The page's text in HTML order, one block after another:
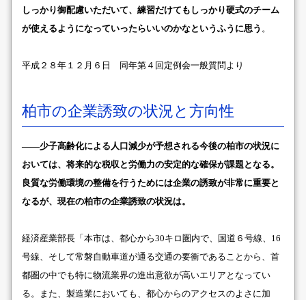
しっかり御配慮いただいて、練習だけてもしっかり硬式のチーム
が使えるようになっていったらいいのかなというふうに思う 。
平成２８年１２月６日 同年第４回定例会一般質問より
柏市の企業誘致の状況と方向性
――少子高齢化による人口減少が予想される今後の柏市の状況に
おいては、将来的な税収と労働力の安定的な確保が課題となる。
良質な労働環境の整備を行うためには企業の誘致が非常に重要と
なるが、現在の柏市の企業誘致の状況は。
経済産業部長「本市は、都心から30キロ圏内で、国道６号線、16
号線、そして常磐自動車道が通る交通の要衝であることから、首
都圏の中でも特に物流業界の進出意欲が高いエリアとなってい
る。また、製造業においても、都心からのアクセスのよさに加